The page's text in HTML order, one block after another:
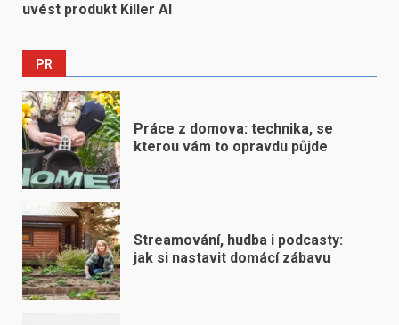
uvést produkt Killer AI
PR
Práce z domova: technika, se
kterou vám to opravdu půjde
Streamování, hudba i podcasty:
jak si nastavit domácí zábavu